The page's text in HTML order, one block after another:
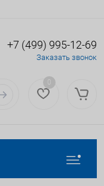
Вход Регистрация
+7 (499) 995-12-69
Заказать звонок
0